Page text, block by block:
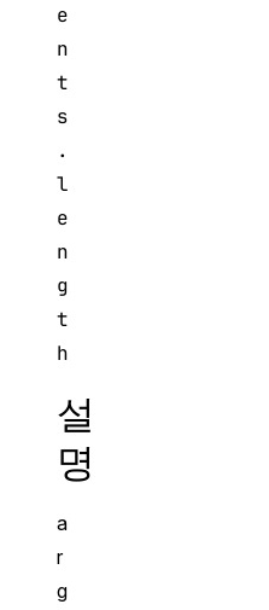
e
n
t
s
.
l
e
n
g
t
설
명
a
r
g